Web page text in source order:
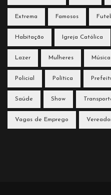
Extrema Famosos
Habitação Igreja Católica
Lazer Mulheres Música
Policial Política
Saúde Show
Vagas de Emprego